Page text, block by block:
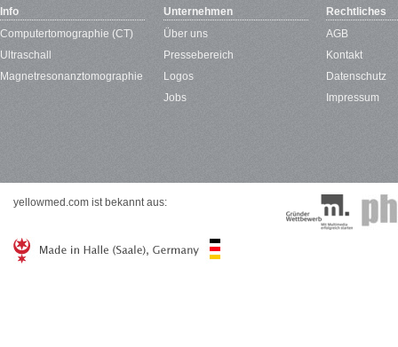
Info
Computertomographie (CT)
Ultraschall
Magnetresonanztomographie
Unternehmen
Über uns
Pressebereich
Logos
Jobs
Rechtliches
AGB
Kontakt
Datenschutz
Impressum
yellowmed.com ist bekannt aus: